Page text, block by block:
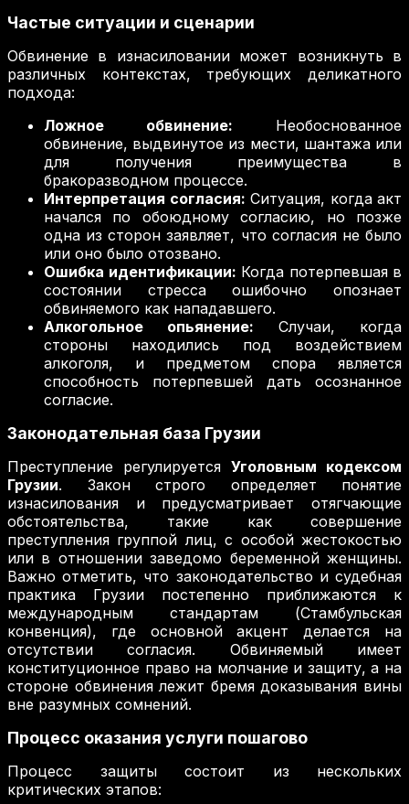
Частые ситуации и сценарии
Обвинение в изнасиловании может возникнуть в
различных контекстах, требующих деликатного
подхода:
Ложное обвинение: Необоснованное
обвинение, выдвинутое из мести, шантажа или
для получения преимущества в
бракоразводном процессе.
Интерпретация согласия: Ситуация, когда акт
начался по обоюдному согласию, но позже
одна из сторон заявляет, что согласия не было
или оно было отозвано.
Ошибка идентификации: Когда потерпевшая в
состоянии стресса ошибочно опознает
обвиняемого как нападавшего.
Алкогольное опьянение: Случаи, когда
стороны находились под воздействием
алкоголя, и предметом спора является
способность потерпевшей дать осознанное
согласие.
Законодательная база Грузии
Преступление регулируется Уголовным кодексом
Грузии. Закон строго определяет понятие
изнасилования и предусматривает отягчающие
обстоятельства, такие как совершение
преступления группой лиц, с особой жестокостью
или в отношении заведомо беременной женщины.
Важно отметить, что законодательство и судебная
практика Грузии постепенно приближаются к
международным стандартам (Стамбульская
конвенция), где основной акцент делается на
отсутствии согласия. Обвиняемый имеет
конституционное право на молчание и защиту, а на
стороне обвинения лежит бремя доказывания вины
вне разумных сомнений.
Процесс оказания услуги пошагово
Процесс защиты состоит из нескольких
критических этапов: